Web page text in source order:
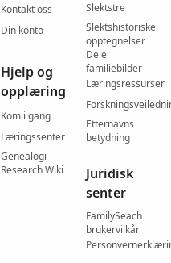
Kontakt oss
Din konto
Hjelp og
opplæring
Kom i gang
Læringssenter
Genealogi
Research Wiki
Slektstre
Slektshistoriske
opptegnelser
Dele
familiebilder
Læringsressurser
Etternavns
betydning
Juridisk
senter
FamilySeach
brukervilkår